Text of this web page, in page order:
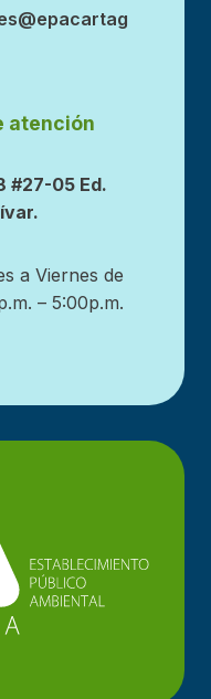
atención
#27-05 Ed.
a Viernes de
– 5:00p.m.